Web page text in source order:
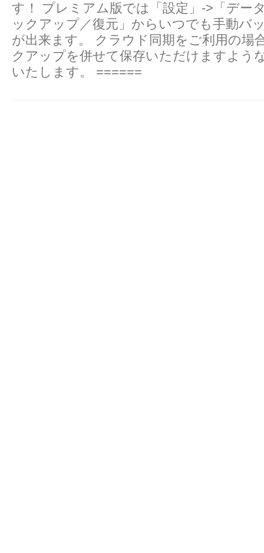
す！ プレミアム版では「設定」->「デー
ックアップ／復元」からいつでも手動バ
が出来ます。 クラウド同期をご利用の場
クアップを併せて保存いただけますよう
いたします。 ======